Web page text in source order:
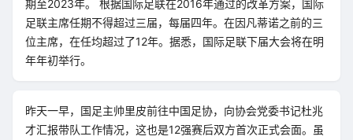
期至2023年。 根据国际足联在2016年通过的改革方案，国际
足联主席任期不得超过三届，每届四年。在因凡蒂诺之前的三
位主席，在任均超过了12年。据悉，国际足联下届大会将在明
年年初举行。
昨天一早，国足主帅里皮前往中国足协，向协会党委书记杜兆
才汇报带队工作情况，这也是12强赛后双方首次正式会面。虽